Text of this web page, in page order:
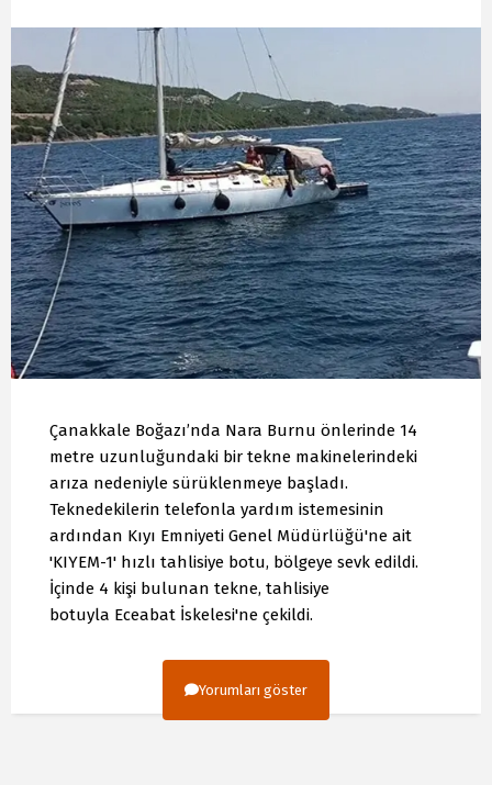
Çanakkale Boğazı’nda Nara Burnu önlerinde 14
metre uzunluğundaki bir tekne makinelerindeki
arıza nedeniyle sürüklenmeye başladı.
Teknedekilerin telefonla yardım istemesinin
ardından Kıyı Emniyeti Genel Müdürlüğü'ne ait
'KIYEM-1' hızlı tahlisiye botu, bölgeye sevk edildi.
İçinde 4 kişi bulunan tekne, tahlisiye
botuyla Eceabat İskelesi'ne çekildi.
Yorumları göster